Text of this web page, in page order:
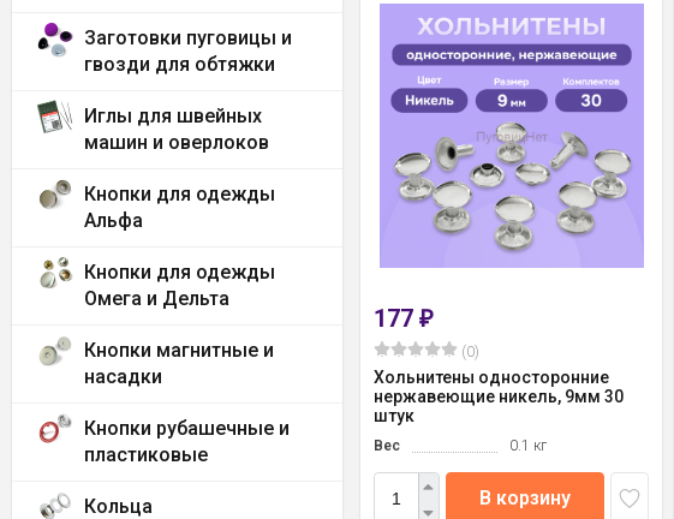
Заготовки пуговицы и
гвозди для обтяжки
Иглы для швейных
машин и оверлоков
Кнопки для одежды
Альфа
Кнопки для одежды
Омега и Дельта
Кнопки магнитные и
насадки
Кнопки рубашечные и
пластиковые
Кольца
177 ₽
(0)
Хольнитены односторонние
нержавеющие никель, 9мм 30
штук
Вес 0.1 кг
В корзину